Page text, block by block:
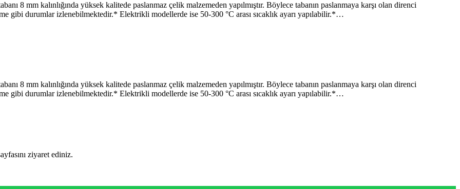
mm kalınlığında yüksek kalitede paslanmaz çelik malzemeden yapılmıştır. Böylece tabanın paslanmaya karşı olan direnci
gibi durumlar izlenebilmektedir.* Elektrikli modellerde ise 50-300 °C arası sıcaklık ayarı yapılabilir.*…
mm kalınlığında yüksek kalitede paslanmaz çelik malzemeden yapılmıştır. Böylece tabanın paslanmaya karşı olan direnci
gibi durumlar izlenebilmektedir.* Elektrikli modellerde ise 50-300 °C arası sıcaklık ayarı yapılabilir.*…
ziyaret ediniz.